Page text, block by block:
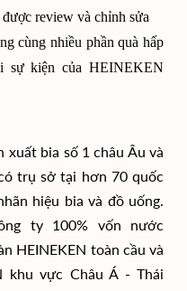
review và chỉnh sửa
cùng nhiều phần quà hấp
sự kiện của HEINEKEN
xuất bia số 1 châu Âu và
trụ sở tại hơn 70 quốc
hiệu bia và đồ uống.
ty 100% vốn nước
HEINEKEN toàn cầu và
khu vực Châu Á - Thái